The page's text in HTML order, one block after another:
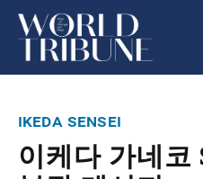
ikeda sensei
이케다 가네코